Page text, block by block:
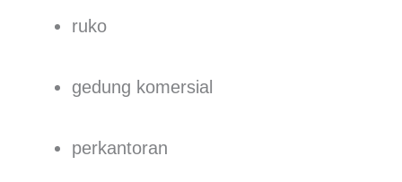
ruko
gedung komersial
perkantoran